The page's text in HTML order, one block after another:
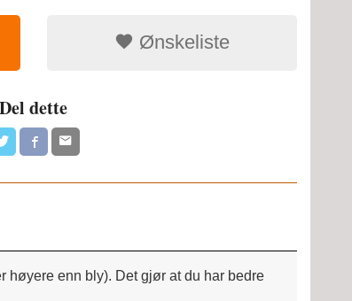
Ønskeliste
Del dette
høyere enn bly). Det gjør at du har bedre